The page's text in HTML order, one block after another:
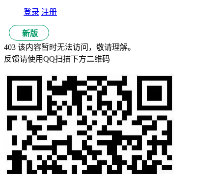
登录 注册
新版
403 该内容暂时无法访问，敬请理解。
反馈请使用QQ扫描下方二维码